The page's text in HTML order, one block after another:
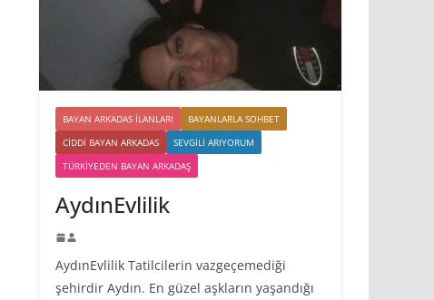
BAYAN ARKADAS ILANLARI
BAYANLARLA SOHBET
CIDDI BAYAN ARKADAS
SEVGILI ARIYORUM
TÜRKIYEDEN BAYAN ARKADAŞ
AydınEvlilik
AydınEvlilik Tatilcilerin vazgeçemediği
şehirdir Aydın. En güzel aşkların yaşandığı